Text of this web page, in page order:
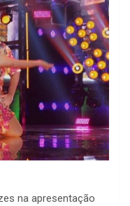
na apresentação